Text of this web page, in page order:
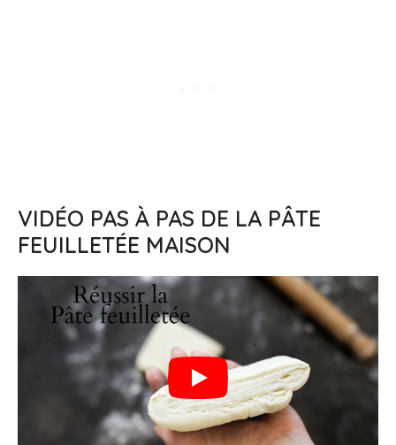
VIDÉO PAS À PAS DE LA PÂTE
FEUILLETÉE MAISON